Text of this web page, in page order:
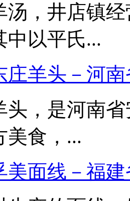
汤，井店镇
中以平氏...
庄羊头－河
头，是河南
美食，...
美面线－福